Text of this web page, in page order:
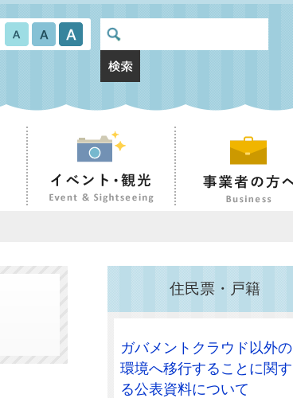
住民票・戸籍
ガバメントクラウド以外の
環境へ移行することに関す
る公表資料について